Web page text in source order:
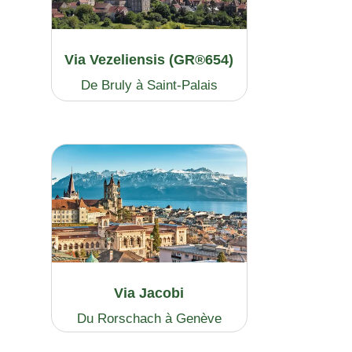
Via Vezeliensis (GR®654)
De Bruly à Saint-Palais
Via Jacobi
Du Rorschach à Genève